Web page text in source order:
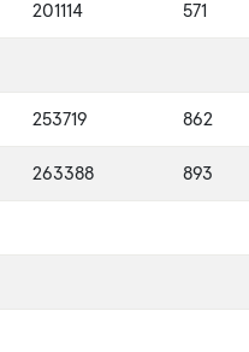
201114 571
253719 862
263388 893